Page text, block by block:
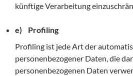
künftige Verarbeitung
e) Profiling
Profiling ist jede Art der
personenbezogener Daten, die
personenbezogenen Daten